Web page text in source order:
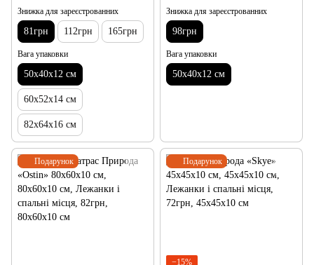
Знижка для зареєстрованних
81грн 112грн 165грн
Вага упаковки
50х40х12 см
60х52х14 см
82х64х16 см
Знижка для зареєстрованних
98грн
Вага упаковки
50х40х12 см
Подарунок Подарунок
−15%